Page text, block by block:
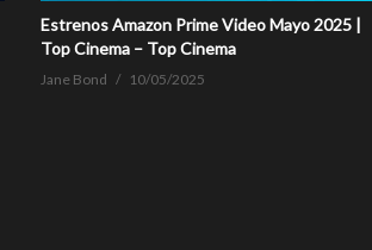
Estrenos Amazon Prime Video Mayo 2025 |
Top Cinema – Top Cinema
Jane Bond 10/05/2025